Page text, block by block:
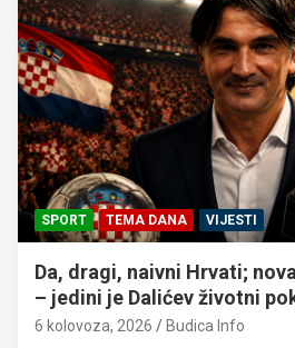
SPORT TEMA DANA VIJESTI
Da, dragi, naivni Hrvati;
– jedini je Dalićev životni
6 kolovoza, 2026 Budica Info